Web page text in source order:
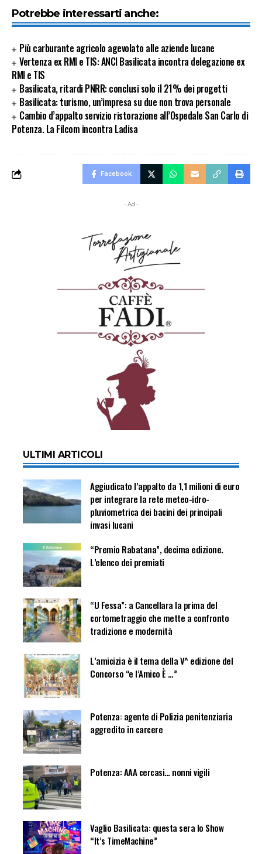
Potrebbe interessarti anche:
Più carburante agricolo agevolato alle aziende lucane
Vertenza ex RMI e TIS: ANCI Basilicata incontra delegazione ex
RMI e TIS
Basilicata, ritardi PNRR: conclusi solo il 21% dei progetti
Basilicata: turismo, un’impresa su due non trova personale
Cambio d’appalto servizio ristorazione all’Ospedale San Carlo di
Potenza. La Filcom incontra Ladisa
Facebook
- Ad -
ULTIMI ARTICOLI
Aggiudicato l’appalto da 1,1 milioni di euro
per integrare la rete meteo-idro-
pluviometrica dei bacini dei principali
invasi lucani
“Premio Rabatana”, decima edizione.
L’elenco dei premiati
“U Fessa”: a Cancellara la prima del
cortometraggio che mette a confronto
tradizione e modernità
L’amicizia è il tema della V^ edizione del
Concorso “e l’Amico È …”
Potenza: agente di Polizia penitenziaria
aggredito in carcere
Potenza: AAA cercasi… nonni vigili
Vaglio Basilicata: questa sera lo Show
“It’s TimeMachine”